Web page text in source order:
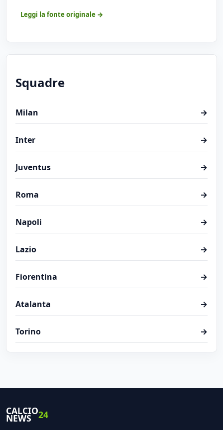
Leggi la fonte originale →
Squadre
Milan →
Inter →
Juventus →
Roma →
Napoli →
Lazio →
Fiorentina →
Atalanta →
Torino →
CALCIO
NEWS 24